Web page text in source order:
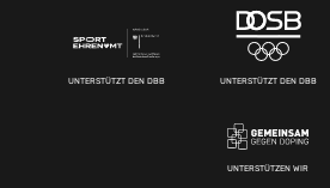
UNTERSTÜTZT DEN DBB UNTERSTÜTZT DEN DBB
UNTERSTÜTZEN WIR